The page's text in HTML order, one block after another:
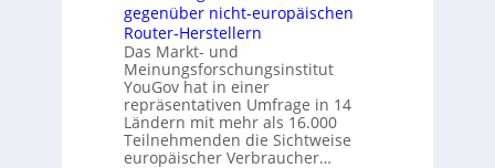
u
u
t
o
m
a
t
i
s
k
u
n
f
t
d
e
r
I
a
t
r
i
t
t
I
n
v
e
r
s
a
l
A
u
t
gegenüber nicht-europäischen
Router-Herstellern
Das Markt- und
Meinungsforschungsinstitut
YouGov hat in einer
repräsentativen Umfrage in 14
Ländern mit mehr als 16.000
Teilnehmenden die Sichtweise
europäischer Verbraucher…